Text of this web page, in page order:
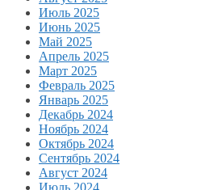
Июль 2025
Июнь 2025
Май 2025
Апрель 2025
Март 2025
Февраль 2025
Январь 2025
Декабрь 2024
Ноябрь 2024
Октябрь 2024
Сентябрь 2024
Август 2024
Июль 2024